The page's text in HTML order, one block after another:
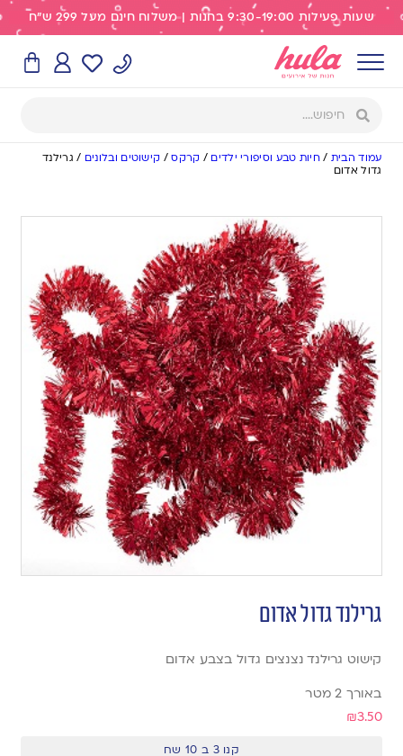
שעות פעילות 9:30-19:00 בחנות | משלוח חינם מעל 299 ש"ח
עמוד הבית /חיות טבע וסיפורי ילדים / קרקס/ קישוטים ובלונים / גרילנד
גדול אדום
גרילנד גדול אדום
קישוט גרילנד נצנצים גדול בצבע אדום
באורך 2 מטר
₪3.50
קנו 3 ב 10 שח